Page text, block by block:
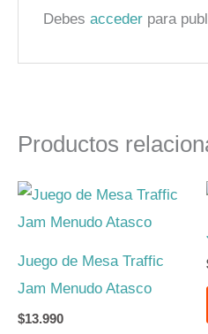
Debesacceder para
Productos
Juego de Mesa Traffic
Jam Menudo Atasco
$13.990